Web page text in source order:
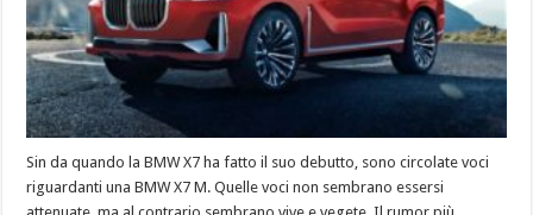
Sin da quando la BMW X7 ha fatto il suo debutto, sono circolate voci
riguardanti una BMW X7 M. Quelle voci non sembrano essersi